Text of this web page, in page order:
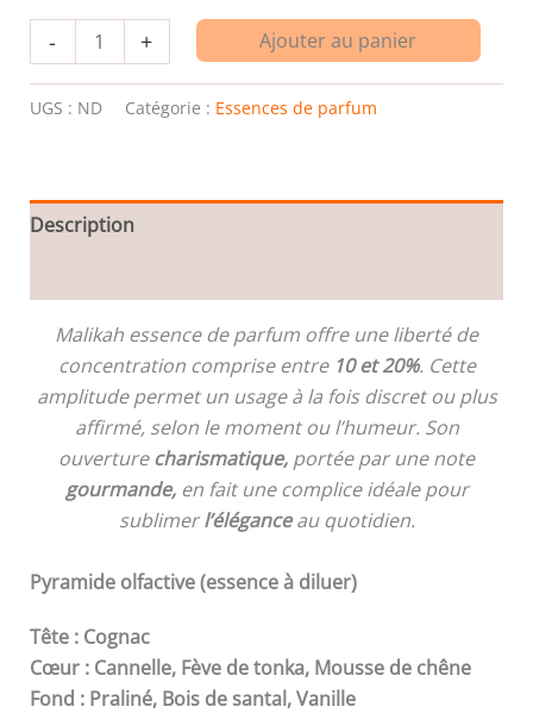
- + Ajouter au panier
UGS : ND Catégorie : Essences de parfum
Description
Malikah essence de parfum offre une liberté de
concentration comprise entre 10 et 20%. Cette
amplitude permet un usage à la fois discret ou plus
affirmé, selon le moment ou l’humeur. Son
ouverturecharismatique, portée par une note
gourmande,en fait une complice idéale pour
sublimerl’éléganceau quotidien.
Pyramide olfactive (essence à diluer)
Tête : Cognac
Cœur : Cannelle, Fève de tonka, Mousse de chêne
Fond : Praliné, Bois de santal, Vanille